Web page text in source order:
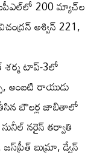
200 మ్యాచ్‌ల
అశ్విన్ 221,
టాప్-3లో
అంబటి రాయుడు
బౌలర్ల జాబితాలో
నరైన్ తర్వాతి
బుమ్రా, డ్వేన్